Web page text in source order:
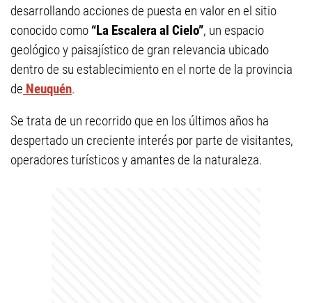
desarrollando acciones de puesta en valor en el sitio
conocido como “La Escalera al Cielo”, un espacio
geológico y paisajístico de gran relevancia ubicado
dentro de su establecimiento en el norte de la provincia
de Neuquén.
Se trata de un recorrido que en los últimos años ha
despertado un creciente interés por parte de visitantes,
operadores turísticos y amantes de la naturaleza.